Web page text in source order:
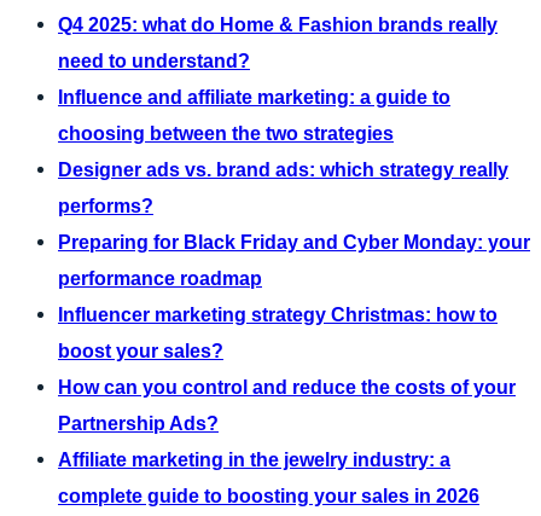
Q4 2025: what do Home & Fashion brands really
need to understand?
Influence and affiliate marketing: a guide to
choosing between the two strategies
Designer ads vs. brand ads: which strategy really
performs?
Preparing for Black Friday and Cyber Monday: your
performance roadmap
Influencer marketing strategy Christmas: how to
boost your sales?
How can you control and reduce the costs of your
Partnership Ads?
Affiliate marketing in the jewelry industry: a
complete guide to boosting your sales in 2026